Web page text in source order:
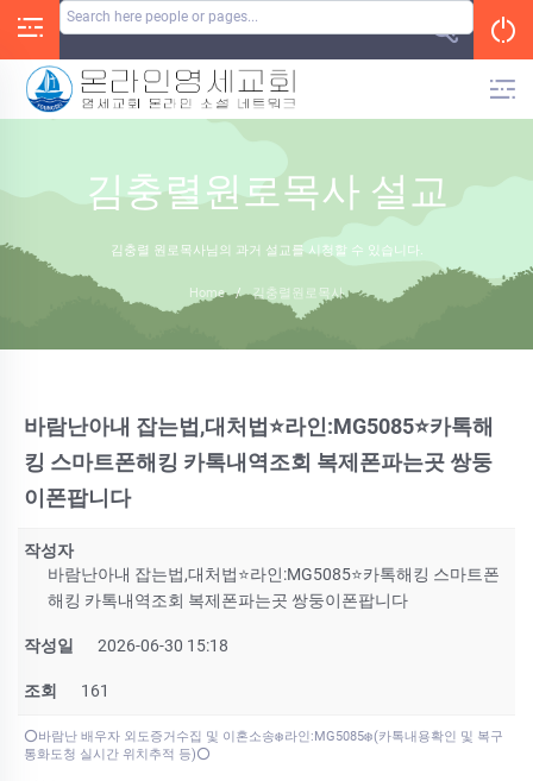
김충렬원로목사 설교
김충렬 원로목사님의 과거 설교를 시청할 수 있습니다.
Home / 김충렬원로목사
바람난아내 잡는법,대처법⭐라인:MG5085⭐카톡해
킹 스마트폰해킹 카톡내역조회 복제폰파는곳 쌍둥
이폰팝니다
작성자
바람난아내 잡는법,대처법⭐라인:MG5085⭐카톡해킹 스마트폰
해킹 카톡내역조회 복제폰파는곳 쌍둥이폰팝니다
작성일 2026-06-30 15:18
조회 161
⭕바람난 배우자 외도증거수집 및 이혼소송❄️라인:MG5085❄️(카톡내용확인 및 복구
통화도청 실시간 위치추적 등)⭕